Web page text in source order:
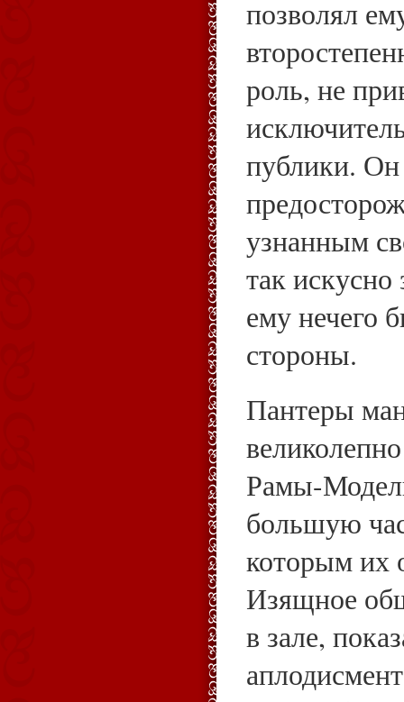
позволял
роль, не
публики.
узнанным
так искусно
ему нечего
стороны.
Пантеры
Рамы-
большую
которым их
Изящное
в зале,